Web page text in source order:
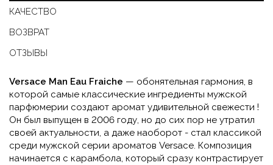
КАЧЕСТВО
ВОЗВРАТ
ОТЗЫВЫ
Versace Man Eau Fraiche — обонятельная гармония, в
которой самые классические ингредиенты мужской
парфюмерии создают аромат удивительной свежести !
Он был выпущен в 2006 году, но до сих пор не утратил
своей актуальности, а даже наоборот - стал классикой
среди мужской серии ароматов Versace. Композиция
начинается с карамбола, который сразу контрастирует